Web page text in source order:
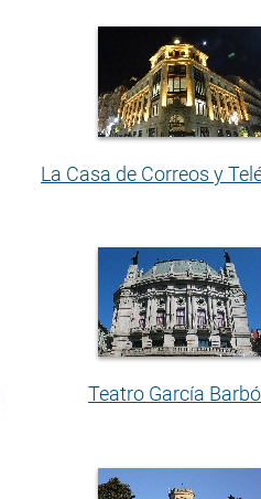
La Casa de Correos y
Teatro García